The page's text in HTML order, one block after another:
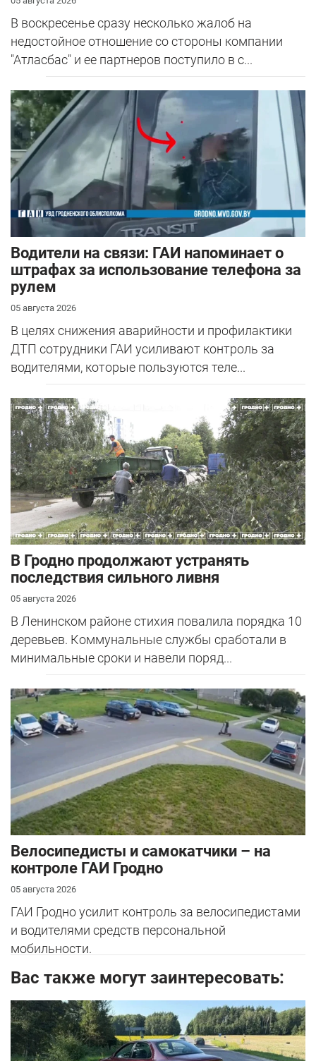
В воскресенье сразу несколько жалоб на
недостойное отношение со стороны компании
"Атласбас" и ее партнеров поступило в с...
Водители на связи: ГАИ напоминает о
штрафах за использование телефона за
рулем
05 августа 2026
В целях снижения аварийности и профилактики
ДТП сотрудники ГАИ усиливают контроль за
водителями, которые пользуются теле...
В Гродно продолжают устранять
последствия сильного ливня
05 августа 2026
В Ленинском районе стихия повалила порядка 10
деревьев. Коммунальные службы сработали в
минимальные сроки и навели поряд...
Велосипедисты и самокатчики – на
контроле ГАИ Гродно
05 августа 2026
ГАИ Гродно усилит контроль за велосипедистами
и водителями средств персональной
мобильности.
Вас также могут заинтересовать: